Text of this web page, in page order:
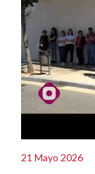
21 Mayo 2026